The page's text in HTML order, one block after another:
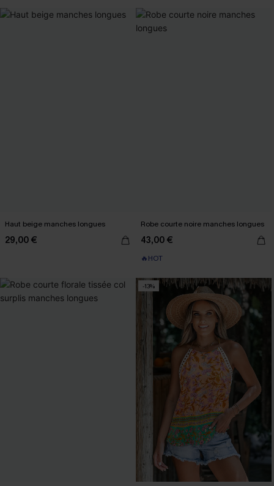
Haut beige manches longues
29,00 €
Robe courte noire manches longues
43,00 €
🔥HOT
-13%